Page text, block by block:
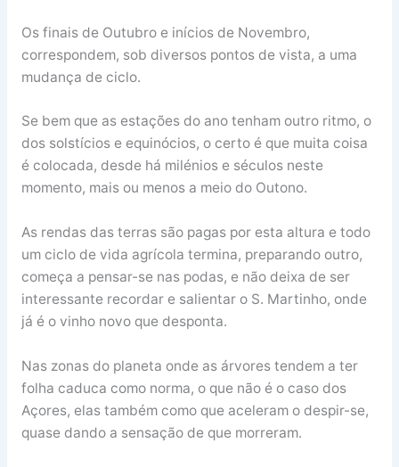
Os finais de Outubro e inícios de Novembro,
correspondem, sob diversos pontos de vista, a uma
mudança de ciclo.
Se bem que as estações do ano tenham outro ritmo, o
dos solstícios e equinócios, o certo é que muita coisa
é colocada, desde há milénios e séculos neste
momento, mais ou menos a meio do Outono.
As rendas das terras são pagas por esta altura e todo
um ciclo de vida agrícola termina, preparando outro,
começa a pensar-se nas podas, e não deixa de ser
interessante recordar e salientar o S. Martinho, onde
já é o vinho novo que desponta.
Nas zonas do planeta onde as árvores tendem a ter
folha caduca como norma, o que não é o caso dos
Açores, elas também como que aceleram o despir-se,
quase dando a sensação de que morreram.